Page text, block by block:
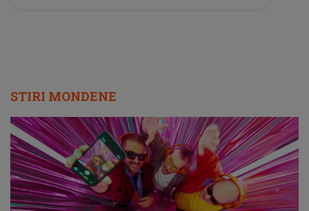
STIRI MONDENE